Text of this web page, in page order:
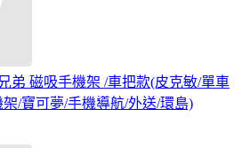
弟 磁吸手機架 /車把款(皮克敏/單車
/寶可夢/手機導航/外送/環島)